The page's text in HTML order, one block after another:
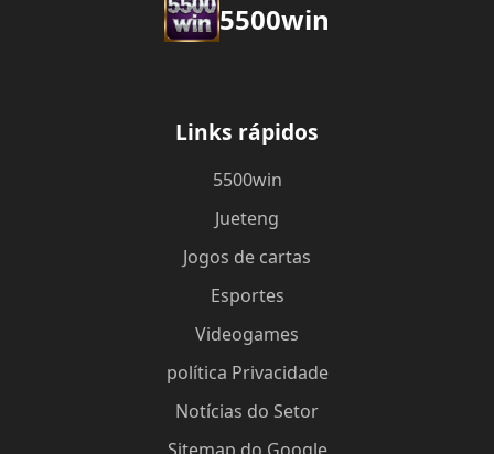
5500win
Links rápidos
5500win
Jueteng
Jogos de cartas
Esportes
Videogames
política Privacidade
Notícias do Setor